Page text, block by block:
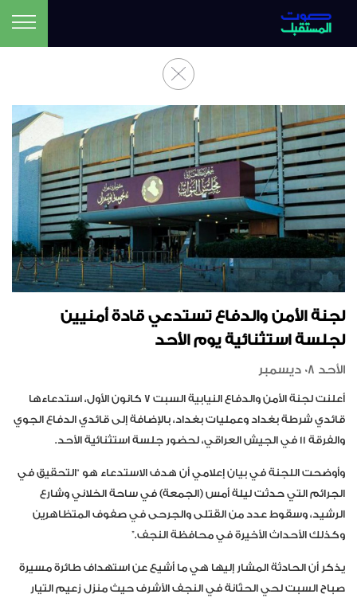
لجنة الأمن والدفاع تستدعي قادة أمنيين
لجلسة استثنائية يوم الأحد
الأحد 08 ديسمبر
أعلنت لجنة الأمن والدفاع النيابية السبت ٧ كانون الأول، استدعاءها
قائدي شرطة بغداد وعمليات بغداد، بالإضافة إلى قائدي الدفاع الجوي
والفرقة ١١ في الجيش العراقي، لحضور جلسة استثنائية الأحد.
وأوضحت اللجنة في بيان إعلامي أن هدف الاستدعاء هو “التحقيق في
الجرائم التي حدثت ليلة أمس (الجمعة) في ساحة الخلاني وشارع
الرشيد، وسقوط عدد من القتلى والجرحى في صفوف المتظاهرين
وكذلك الأحداث الأخيرة في محافظة النجف.”
يذكر أن الحادثة المشار إليها هي ما أشيع عن استهداف طائرة مسيرة
صباح السبت لحي الحتّانة في النجف الأشرف حيث منزل زعيم التيار